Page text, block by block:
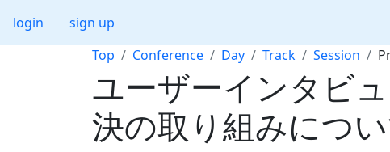
login
sign up
Top Conference Day Track Session
ユーザーインタビ
決の取り組みにつ